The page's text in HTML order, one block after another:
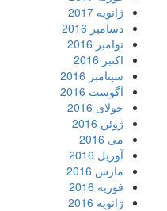
ژانویه 2017
دسامبر 2016
نوامبر 2016
اکتبر 2016
سپتامبر 2016
آگوست 2016
جولای 2016
ژوئن 2016
می 2016
آوریل 2016
مارس 2016
فوریه 2016
ژانویه 2016